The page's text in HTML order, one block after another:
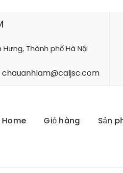
Thành phố Hà Nội
Home Giỏ hàng Sản